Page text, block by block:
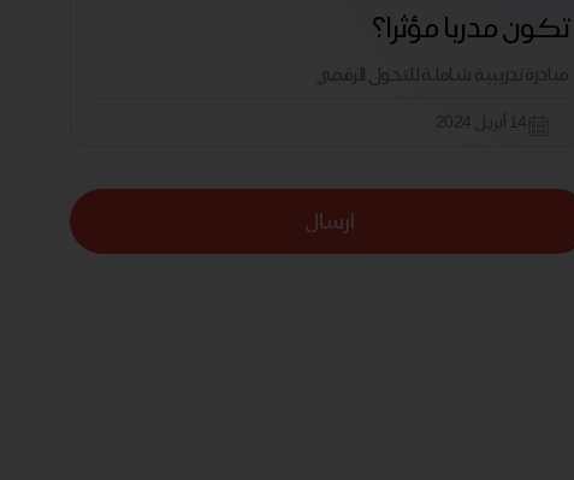
تكون مدربا مؤثرا؟
مبادرة تدريبية شاملة للتحول الرقمي
14 أبريل 2024
ارسال